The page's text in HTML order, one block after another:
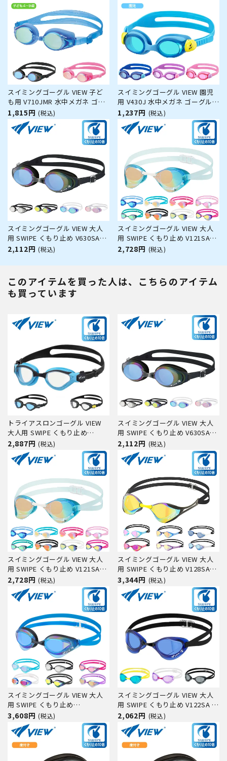
スイミングゴーグル VIEW 子ど
も用 V710JMR 水中メガネ ゴー
グル 水中眼鏡 スイミング プー
ル 競泳 水泳 ジム フィットネス
スイムゴーグル
1,815円 (税込)
スイミングゴーグル VIEW 園児
用 V430J 水中メガネ ゴーグル
水中眼鏡 スイミング プール 水
泳 幼稚園 園児 水泳教室 3~5歳
1,237円 (税込)
スイミングゴーグル VIEW 大人
用 SWIPE くもり止め V630SAM
水中メガネ ゴーグル 水中眼鏡
2,112円 (税込)
スイミングゴーグル VIEW 大人
用 SWIPE くもり止め V121SAM
水中メガネ ゴーグル 水中眼鏡
2,728円 (税込)
このアイテムを買った人は、こちらのアイテム
も買っています
トライアスロンゴーグル VIEW
大人用 SWIPE くもり止め
V2000SA トライアスロン 水中メ
ガネ ゴーグル 水中眼鏡 スイミ
ング プール 競泳 水泳 ジム フィ
ットネス スイムゴーグル
2,887円 (税込)
スイミングゴーグル VIEW 大人
用 SWIPE くもり止め V630SAM
水中メガネ ゴーグル 水中眼鏡
スイミング プール 競泳 水泳 ジ
ム フィットネス スイムゴーグル
2,112円 (税込)
スイミングゴーグル VIEW 大人
用 SWIPE くもり止め V121SAM
水中メガネ ゴーグル 水中眼鏡
スイミング プール 競泳 水泳 ジ
ム フィットネス スイムゴーグル
2,728円 (税込)
スイミングゴーグル VIEW 大人
用 SWIPE くもり止め V128SAM
水中メガネ ゴーグル 水中眼鏡
スイミング プール 競泳 水泳 ジ
ム フィットネス スイムゴーグル
3,344円 (税込)
スイミングゴーグル VIEW 大人
用 SWIPE くもり止め
V230SAMC 水中メガネ ゴーグル
水中眼鏡 スイミング プール 競
泳 水泳 ジム フィットネス スイ
ムゴーグル
3,608円 (税込)
スイミングゴーグル VIEW 大人
用 SWIPE くもり止め V122SA 水
中メガネ ゴーグル 水中眼鏡 ス
イミング プール 競泳 水泳 ジム
フィットネス スイムゴーグル
2,062円 (税込)